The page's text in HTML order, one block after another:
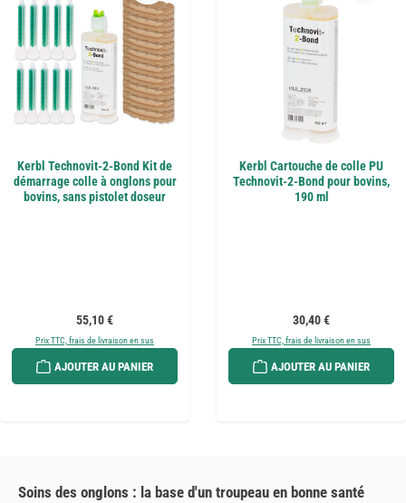
Kerbl Technovit-2-Bond Kit de
démarrage colle à onglons pour
bovins, sans pistolet doseur
Prix régulier :
55,10 €
Prix TTC, frais de livraison en sus
AJOUTER AU PANIER
Kerbl Cartouche de colle PU
Technovit-2-Bond pour bovins,
190 ml
Prix régulier :
30,40 €
Prix TTC, frais de livraison en sus
AJOUTER AU PANIER
Soins des onglons : la base d'un troupeau en bonne santé